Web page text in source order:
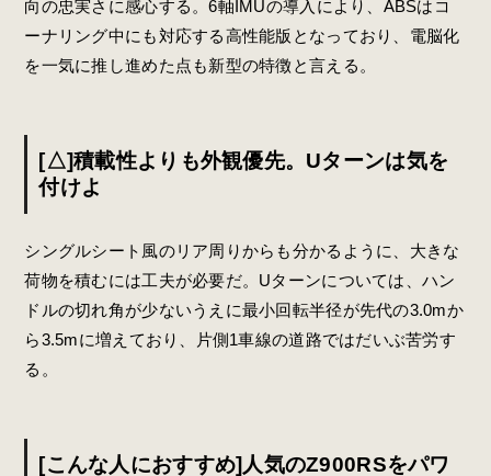
向の忠実さに感心する。6軸IMUの導入により、ABSはコ
ーナリング中にも対応する高性能版となっており、電脳化
を一気に推し進めた点も新型の特徴と言える。
[△]積載性よりも外観優先。Uターンは気を
付けよ
シングルシート風のリア周りからも分かるように、大きな
荷物を積むには工夫が必要だ。Uターンについては、ハン
ドルの切れ角が少ないうえに最小回転半径が先代の3.0mか
ら3.5mに増えており、片側1車線の道路ではだいぶ苦労す
る。
[こんな人におすすめ]人気のZ900RSをパワ